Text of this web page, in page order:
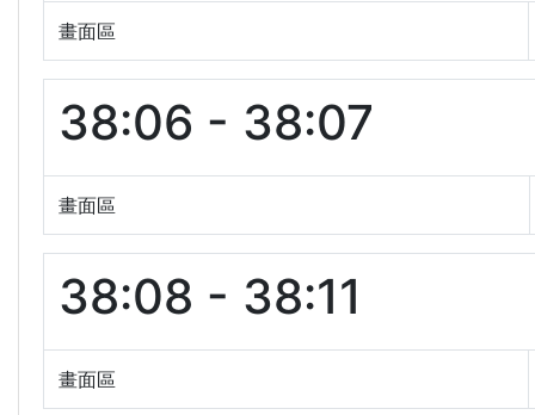
畫面區
38:06 - 38:07
畫面區
38:08 - 38:11
畫面區